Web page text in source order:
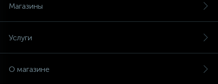
Магазины
Услуги
О магазине